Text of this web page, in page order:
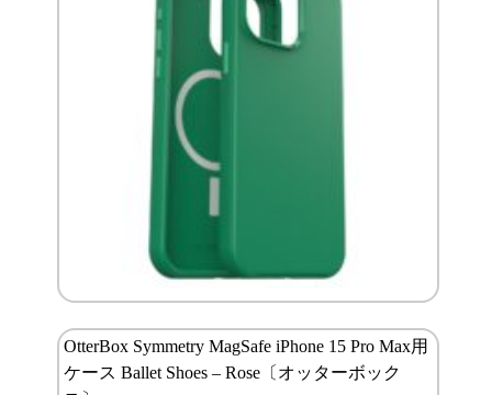
OtterBox Symmetry MagSafe iPhone 15 Pro Max用
ケース Ballet Shoes – Rose〔オッターボック